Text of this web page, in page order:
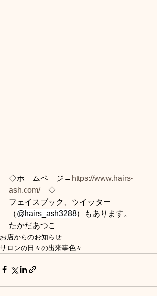
◇ホームページ→ https://www.hairs-
ash.com/ ◇
フェイスブック、ツイッター
（@hairs_ash3288）もあります。
たかだあつこ
お店からのお知らせ
サロンの日々の出来事色々